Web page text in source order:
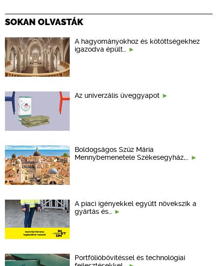
SOKAN OLVASTÁK
A hagyományokhoz és kötöttségekhez
igazodva épült…
Az univerzális üveggyapot
Boldogságos Szűz Mária
Mennybemenetele Székesegyház,…
A piaci igényekkel együtt növekszik a
gyártás és…
Portfólióbővítéssel és technológiai